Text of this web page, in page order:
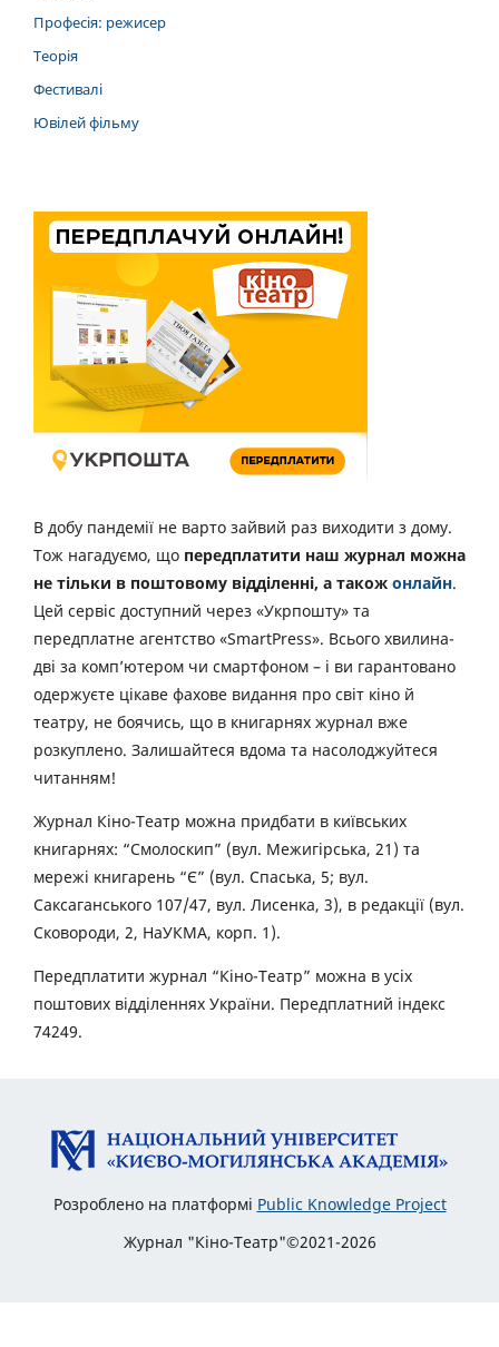
Професія: режисер
Теорія
Фестивалі
Ювілей фільму
В добу пандемії не варто зайвий раз виходити з дому.
Тож нагадуємо, що передплатити наш журнал можна
не тільки в поштовому відділенні, а також онлайн.
Цей сервіс доступний через «Укрпошту» та
передплатне агентство «SmartPress». Всього хвилина-
дві за комп’ютером чи смартфоном – і ви гарантовано
одержуєте цікаве фахове видання про світ кіно й
театру, не боячись, що в книгарнях журнал вже
розкуплено. Залишайтеся вдома та насолоджуйтеся
читанням!
Журнал Кіно-Театр можна придбати в київських
книгарнях: “Смолоскип” (вул. Межигірська, 21) та
мережі книгарень “Є” (вул. Спаська, 5; вул.
Саксаганського 107/47, вул. Лисенка, 3), в редакції (вул.
Сковороди, 2, НаУКМА, корп. 1).
Передплатити журнал “Кіно-Театр” можна в усіх
поштових відділеннях України. Передплатний індекс
74249.
Розроблено на платформі Public Knowledge Project
Журнал "Кіно-Театр"©2021-2026